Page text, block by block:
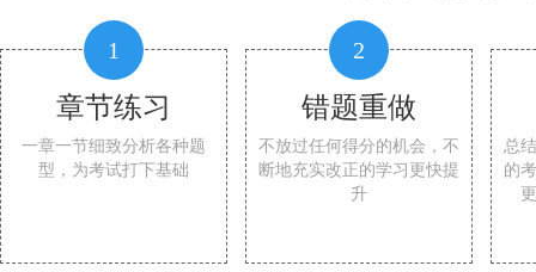
1
章节练习
一章一节细致分析各种题
型，为考试打下基础
2
错题重做
不放过任何得分的机会，不
断地充实改正的学习更快提
升
总
的